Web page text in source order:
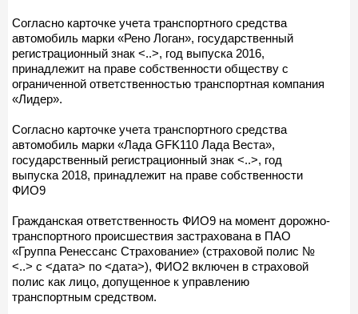
Согласно карточке учета транспортного средства
автомобиль марки «Рено Логан», государственный
регистрационный знак <..>, год выпуска 2016,
принадлежит на праве собственности обществу с
ограниченной ответственностью транспортная компания
«Лидер».
Согласно карточке учета транспортного средства
автомобиль марки «Лада GFK110 Лада Веста»,
государственный регистрационный знак <..>, год
выпуска 2018, принадлежит на праве собственности
ФИО9
Гражданская ответственность ФИО9 на момент дорожно-
транспортного происшествия застрахована в ПАО
«Группа Ренессанс Страхование» (страховой полис №
<..> с <дата> по <дата>), ФИО2 включен в страховой
полис как лицо, допущенное к управлению
транспортным средством.